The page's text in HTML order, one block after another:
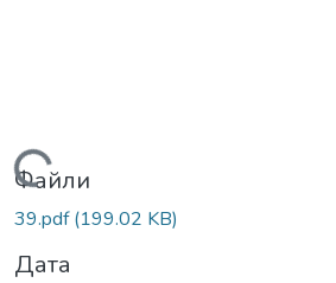
Вантажиться...
Файли
39.pdf(199.02 KB)
Дата